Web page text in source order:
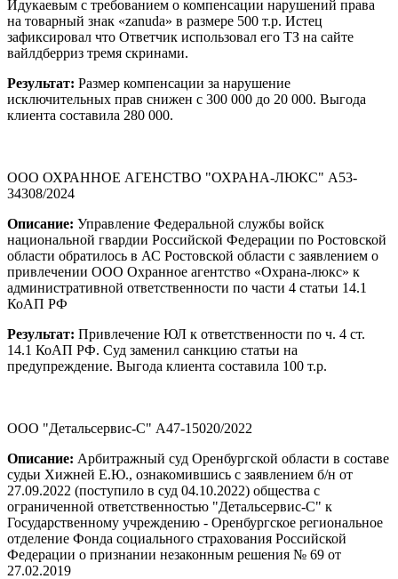
Идукаевым с требованием о компенсации нарушений права
на товарный знак «zanuda» в размере 500 т.р. Истец
зафиксировал что Ответчик использовал его ТЗ на сайте
вайлдберриз тремя скринами.
Результат: Размер компенсации за нарушение
исключительных прав снижен с 300 000 до 20 000. Выгода
клиента составила 280 000.
ООО ОХРАННОЕ АГЕНСТВО "ОХРАНА-ЛЮКС" А53-
34308/2024
Описание: Управление Федеральной службы войск
национальной гвардии Российской Федерации по Ростовской
области обратилось в АС Ростовской области с заявлением о
привлечении ООО Охранное агентство «Охрана-люкс» к
административной ответственности по части 4 статьи 14.1
КоАП РФ
Результат: Привлечение ЮЛ к ответственности по ч. 4 ст.
14.1 КоАП РФ. Суд заменил санкцию статьи на
предупреждение. Выгода клиента составила 100 т.р.
ООО "Детальсервис-С" А47-15020/2022
Описание: Арбитражный суд Оренбургской области в составе
судьи Хижней Е.Ю., ознакомившись с заявлением б/н от
27.09.2022 (поступило в суд 04.10.2022) общества с
ограниченной ответственностью "Детальсервис-С" к
Государственному учреждению - Оренбургское региональное
отделение Фонда социального страхования Российской
Федерации о признании незаконным решения № 69 от
27.02.2019